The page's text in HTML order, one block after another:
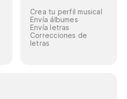
Crea tu perfil musical
Envía álbumes
Envía letras
Correcciones de
letras